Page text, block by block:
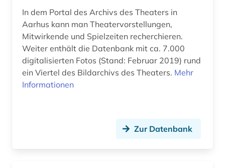
briefe (4)
briefsammlung (12)
briefsammlung 1764-­1832 (1)
briefwechsel (1)
britting (1)
buch (2)
In dem Portal des Archivs des Theaters in
Aarhus kann man Theatervorstellungen,
Mitwirkende und Spielzeiten recherchieren.
Weiter enthält die Datenbank mit ca. 7.000
digitalisierten Fotos (Stand: Februar 2019) rund
ein Viertel des Bildarchivs des Theaters. Mehr
Informationen
Zur Datenbank